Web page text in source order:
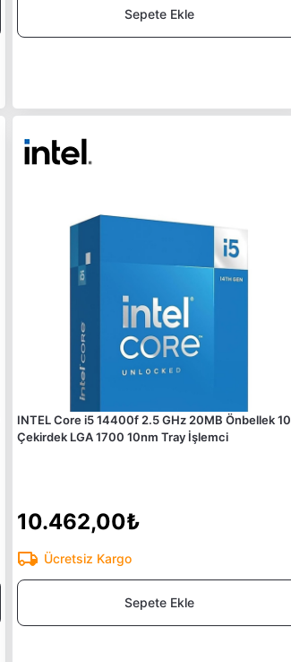
Sepete Ekle
INTEL Core i5 14400f 2.5 GHz 20MB Önbellek 10
Çekirdek LGA 1700 10nm Tray İşlemci
10.462,00₺
Ücretsiz Kargo
Sepete Ekle